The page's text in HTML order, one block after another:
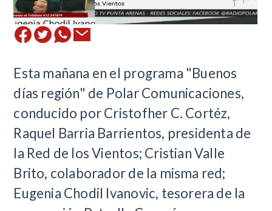
​Esta mañana en el programa "Buenos
días región" de Polar Comunicaciones,
conducido por Cristofher C. Cortéz,
Raquel Barria Barrientos, presidenta de
la Red de los Vientos; Cristian Valle
Brito, colaborador de la misma red;
Eugenia Chodil Ivanovic, tesorera de la